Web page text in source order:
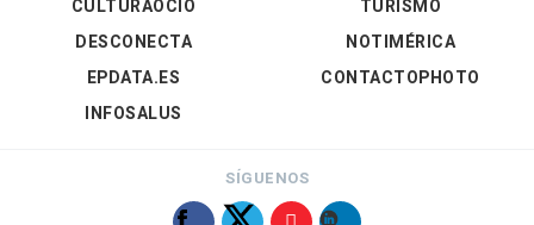
CULTURAOCIO
DESCONECTA
EPDATA.ES
INFOSALUS
TURISMO
NOTIMÉRICA
CONTACTOPHOTO
SÍGUENOS